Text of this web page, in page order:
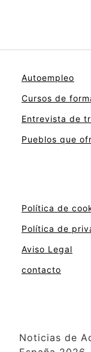
Autoempleo
Cursos de
Entrevista de
Pueblos que
Política de
Política de
Aviso Legal
contacto
Noticias de